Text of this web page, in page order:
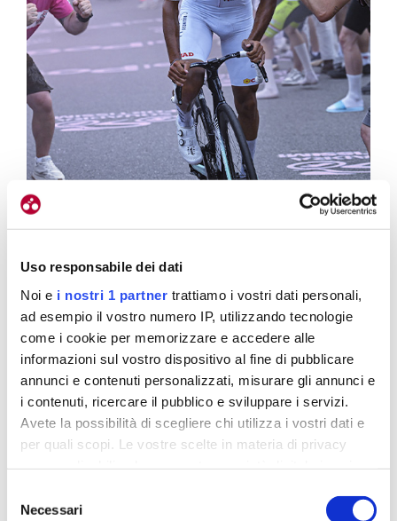
Uso responsabile dei dati
Noi e i nostri 1 partner trattiamo i vostri dati personali,
ad esempio il vostro numero IP, utilizzando tecnologie
come i cookie per memorizzare e accedere alle
informazioni sul vostro dispositivo al fine di pubblicare
annunci e contenuti personalizzati, misurare gli annunci e
i contenuti, ricercare il pubblico e sviluppare i servizi.
Avete la possibilità di scegliere chi utilizza i vostri dati e
per quali scopi. Le vostre scelte in materia di privacy
revocare il proprio consenso in qualsiasi momento dalla
delNecessari
Eulalio ci ha provato. E’ spuntato dalla curva con grande grinta
Passa Eulalio
E poi c’è la corsa. Alla fine la tappa è stata sì tirata,
ma meno nervosa del previsto. I saliscendi prima di